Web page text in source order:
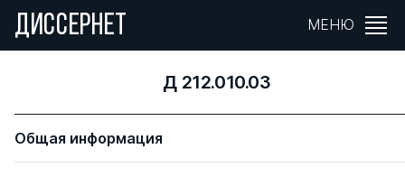
ДИССЕРНЕТ МЕНЮ
Д 212.010.03
Общая информация